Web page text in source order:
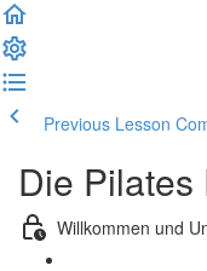
Previous Lesson
Die
Willkommen und